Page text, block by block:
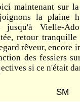
maintenant sur
la plaine
jusqu'à Vielle-
retour
rêveur, encore
des fessiers
si ce n'était